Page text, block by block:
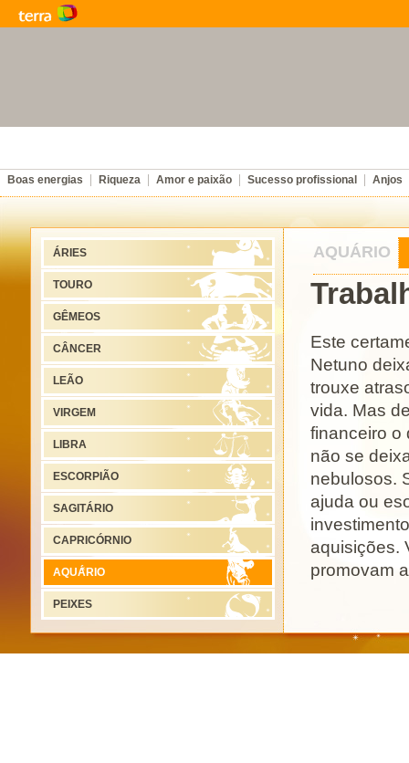
Este
Netuno
trouxe
vida. Mas
financeiro o
não se
nebulosos.
ajuda ou
aquisições.
promovam
trabalho.
AQUÁRIO
ÁRIES
TOURO
GÊMEOS
CÂNCER
LEÃO
VIRGEM
LIBRA
ESCORPIÃO
SAGITÁRIO
CAPRICÓRNIO
AQUÁRIO
PEIXES
Boas energias Riqueza Amor e paixão Sucesso profissional Anjos